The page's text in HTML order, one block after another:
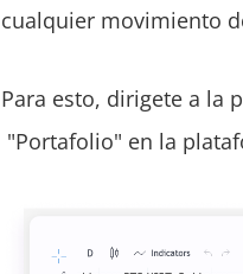
cualquier movimiento
Para esto, dirigete a la
"Portafolio" en la